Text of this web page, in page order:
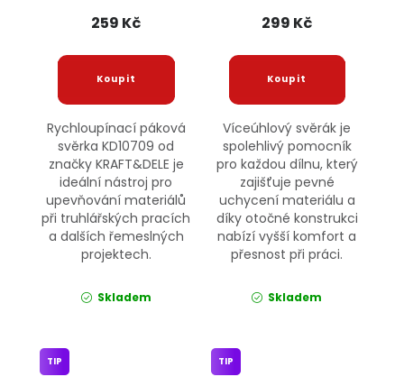
KRAFT&DELE
259 Kč
Rychloupínací páková
svěrka KD10709 od
značky KRAFT&DELE je
ideální nástroj pro
upevňování materiálů
při truhlářských pracích
a dalších řemeslných
projektech.
Skladem
299 Kč
Víceúhlový svěrák je
spolehlivý pomocník
pro každou dílnu, který
zajišťuje pevné
uchycení materiálu a
díky otočné konstrukci
nabízí vyšší komfort a
přesnost při práci.
Skladem
TIP TIP